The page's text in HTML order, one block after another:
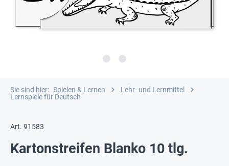
Sie sind hier: Spielen & Lernen
Lehr- und Lernmittel
Lernspiele für Deutsch
Art. 91583
Kartonstreifen Blanko 10 tlg.